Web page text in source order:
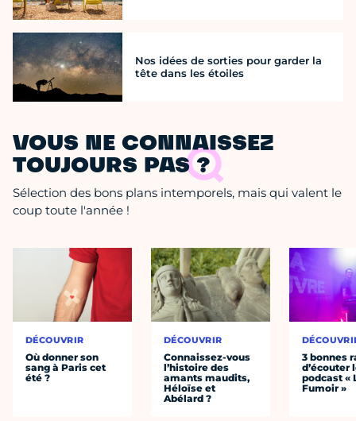
Nos idées de sorties pour garder la
tête dans les étoiles
VOUS NE CONNAISSEZ
TOUJOURS PAS ?
Sélection des bons plans intemporels, mais qui valent le
coup toute l'année !
DÉCOUVRIR
Où donner son
sang à Paris cet
été ?
DÉCOUVRIR
Connaissez-vous
l’histoire des
amants maudits,
Héloïse et
Abélard ?
3 bonnes
d’écouter
podcast «
Fumoir »